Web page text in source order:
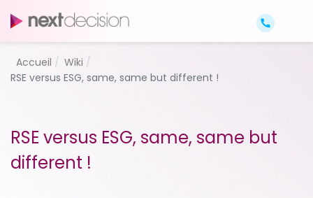
Accueil
Wiki
RSE versus ESG, same, same but different !
RSE versus ESG, same, same but
different !